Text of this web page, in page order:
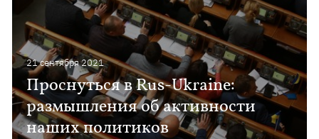
21 сентября 2021
Проснуться в Rus-Ukraine:
размышления об активности
наших политиков